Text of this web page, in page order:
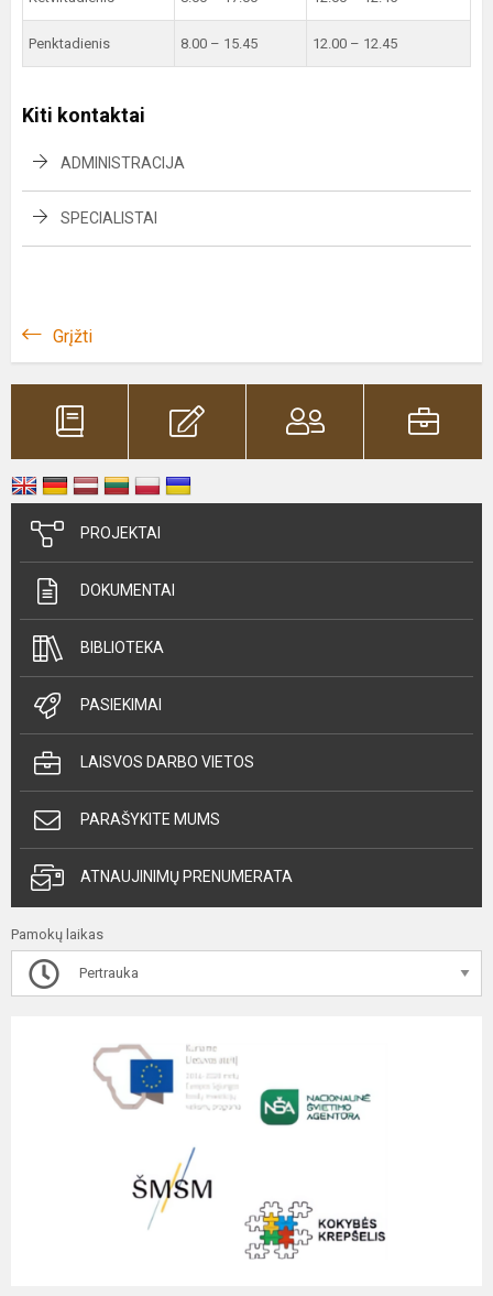
Penktadienis 8.00 – 15.45 12.00 – 12.45
Kiti kontaktai
ADMINISTRACIJA
SPECIALISTAI
Grįžti
PROJEKTAI
DOKUMENTAI
BIBLIOTEKA
PASIEKIMAI
LAISVOS DARBO VIETOS
PARAŠYKITE MUMS
ATNAUJINIMŲ PRENUMERATA
Pamokų laikas
Pertrauka